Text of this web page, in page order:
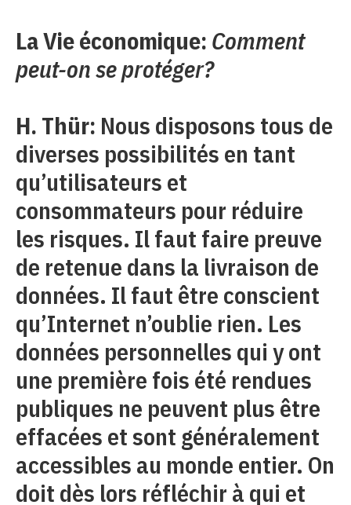
La Vie économique: Comment
peut-on se protéger?
H. Thür: Nous disposons tous de
diverses possibilités en tant
qu’utilisateurs et
consommateurs pour réduire
les risques. Il faut faire preuve
de retenue dans la livraison de
données. Il faut être conscient
qu’Internet n’oublie rien. Les
données personnelles qui y ont
une première fois été rendues
publiques ne peuvent plus être
effacées et sont généralement
accessibles au monde entier. On
doit dès lors réfléchir à qui et